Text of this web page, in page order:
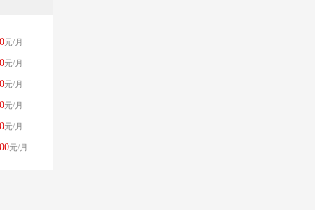
元/月
元/月
元/月
元/月
元/月
元/月